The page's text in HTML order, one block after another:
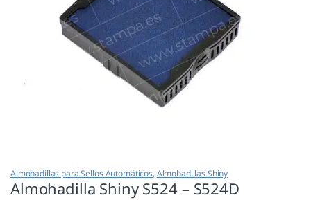
Almohadillas para Sellos Automáticos, Almohadillas Shiny
Almohadilla Shiny S524 – S524D